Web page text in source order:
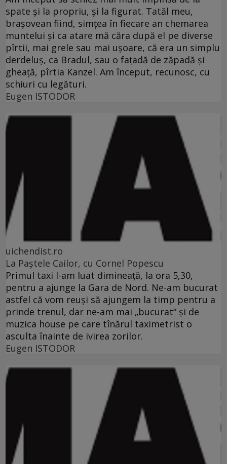
spate şi la propriu, şi la figurat. Tatăl meu,
braşovean fiind, simţea în fiecare an chemarea
muntelui şi ca atare mă căra după el pe diverse
pîrtii, mai grele sau mai uşoare, că era un simplu
derdeluş, ca Bradul, sau o faţadă de zăpadă şi
gheaţă, pîrtia Kanzel. Am început, recunosc, cu
schiuri cu legături.
Eugen ISTODOR
uichendist.ro
La Paştele Cailor, cu Cornel Popescu
Primul taxi l-am luat dimineaţă, la ora 5,30,
pentru a ajunge la Gara de Nord. Ne-am bucurat
astfel că vom reuşi să ajungem la timp pentru a
prinde trenul, dar ne-am mai „bucurat“ şi de
muzica house pe care tînărul taximetrist o
asculta înainte de ivirea zorilor.
Eugen ISTODOR